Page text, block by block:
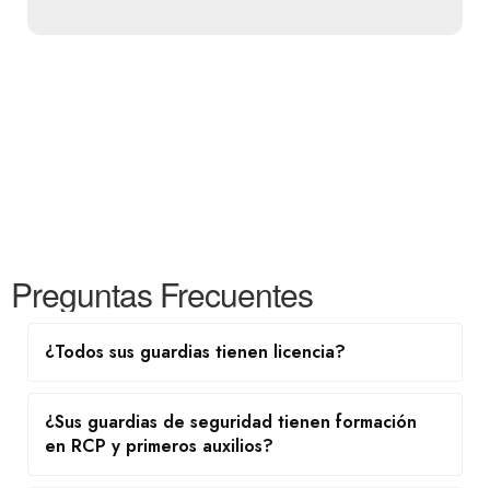
Preguntas Frecuentes
¿Todos sus guardias tienen licencia?
¿Sus guardias de seguridad tienen formación
en RCP y primeros auxilios?